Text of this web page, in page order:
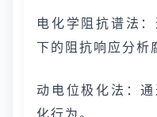
电化学阻抗谱法
下的阻抗响应分析
动电位极化法：